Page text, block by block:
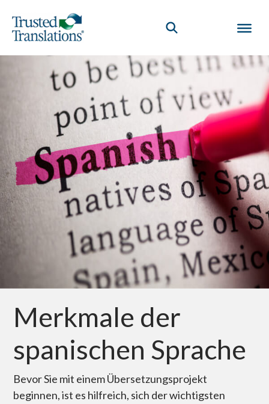
Merkmale der
spanischen Sprache
Bevor Sie mit einem Übersetzungsprojekt
beginnen, ist es hilfreich, sich der wichtigsten